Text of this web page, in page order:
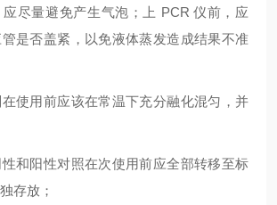
尽量避免产生气泡；上 PCR 仪前，应
是否盖紧，以免液体蒸发造成结果不准
使用前应该在常温下充分融化混匀，并
和阳性对照在次使用前应全部转移至标
存放；